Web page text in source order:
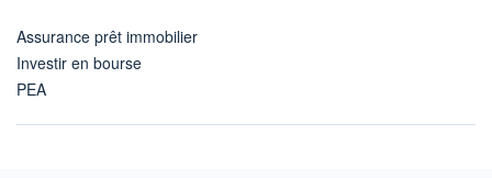
Assurance prêt immobilier
Investir en bourse
PEA